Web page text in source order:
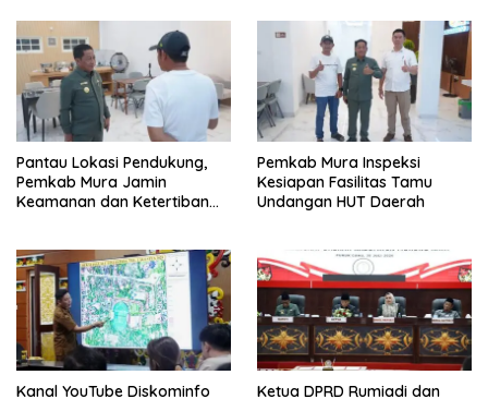
Pantau Lokasi Pendukung,
Pemkab Mura Jamin
Keamanan dan Ketertiban
Pemkab Mura Inspeksi
Kesiapan Fasilitas Tamu
Undangan HUT Daerah
Kanal YouTube Diskominfo
Ketua DPRD Rumiadi dan